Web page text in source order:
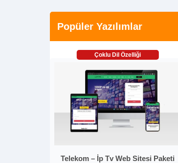
Popüler Yazılımlar
Çoklu Dil Özelliği
Telekom – İp Tv Web Sitesi Paketi